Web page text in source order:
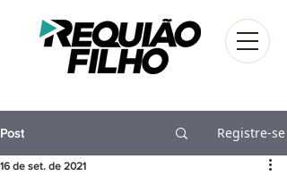
Post Registre-se
16 de set. de 2021